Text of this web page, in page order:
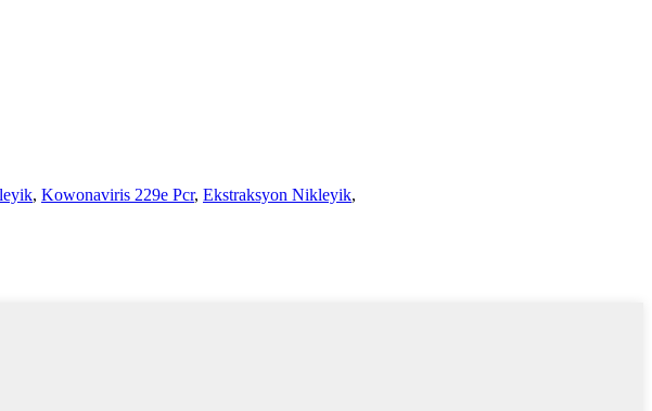
, Kowonaviris 229e Pcr, Ekstraksyon Nikleyik,